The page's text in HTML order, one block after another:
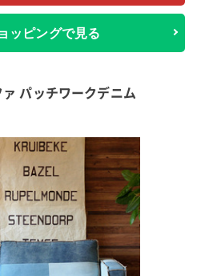
ッピングで見る
パッチワークデニム